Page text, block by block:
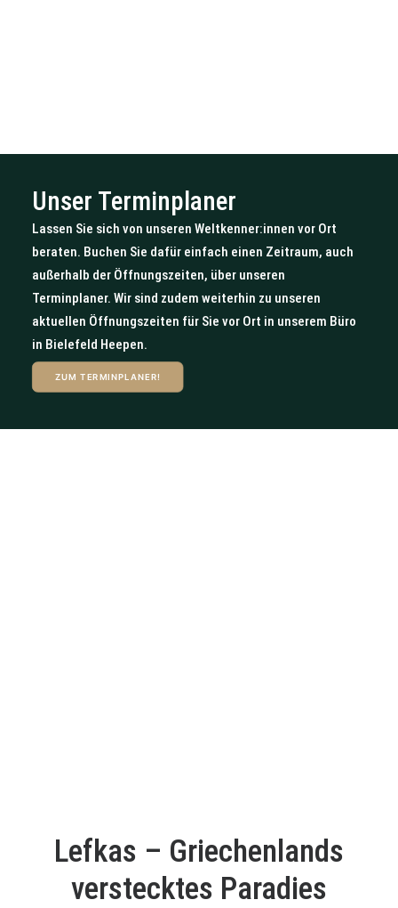
Unser Terminplaner
Lassen Sie sich von unseren Weltkenner:innen vor Ort
beraten. Buchen Sie dafür einfach einen Zeitraum, auch
außerhalb der Öffnungszeiten, über unseren
Terminplaner. Wir sind zudem weiterhin zu unseren
aktuellen Öffnungszeiten für Sie vor Ort in unserem Büro
in Bielefeld Heepen.
ZUM TERMINPLANER!
Lefkas – Griechenlands
verstecktes Paradies